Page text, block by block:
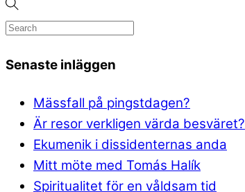
Senaste inläggen
Mässfall på pingstdagen?
Är resor verkligen värda besväret?
Ekumenik i dissidenternas anda
Mitt möte med Tomás Halík
Spiritualitet för en våldsam tid